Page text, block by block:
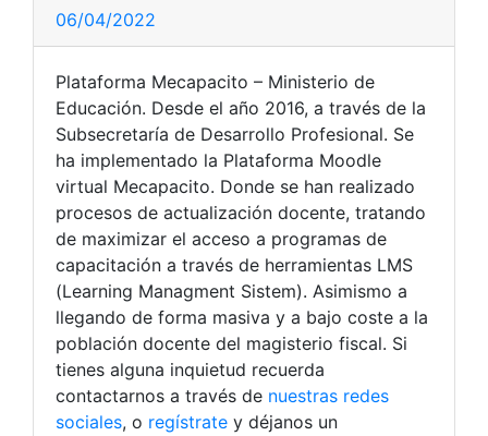
06/04/2022
Plataforma Mecapacito – Ministerio de
Educación. Desde el año 2016, a través de la
Subsecretaría de Desarrollo Profesional. Se
ha implementado la Plataforma Moodle
virtual Mecapacito. Donde se han realizado
procesos de actualización docente, tratando
de maximizar el acceso a programas de
capacitación a través de herramientas LMS
(Learning Managment Sistem). Asimismo a
llegando de forma masiva y a bajo coste a la
población docente del magisterio fiscal. Si
tienes alguna inquietud recuerda
contactarnos a través de nuestras redes
sociales, o regístrate y déjanos un